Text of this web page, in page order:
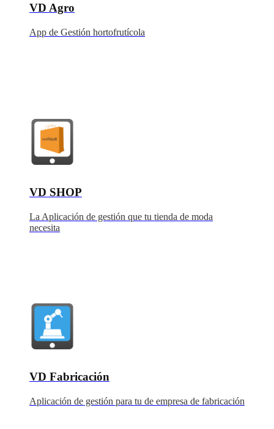
VD Agro
App de Gestión hortofrutícola
VD SHOP
La Aplicación de gestión que tu tienda de moda
necesita
VD Fabricación
Aplicación de gestión para tu de empresa de fabricación